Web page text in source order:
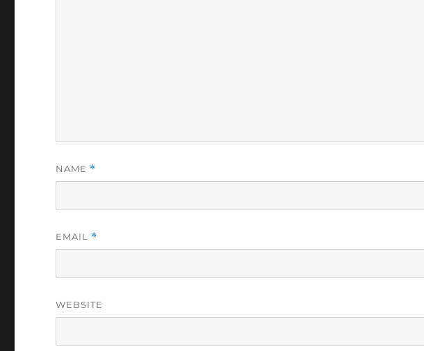
NAME *
EMAIL *
WEBSITE